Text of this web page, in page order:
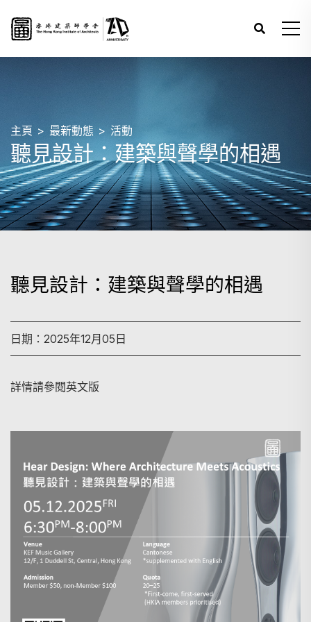
搜尋
主頁 最新動態 活動
聽見設計：建築與聲學的相遇
聽見設計：建築與聲學的相遇
日期：2025年12月05日
詳情請參閱英文版